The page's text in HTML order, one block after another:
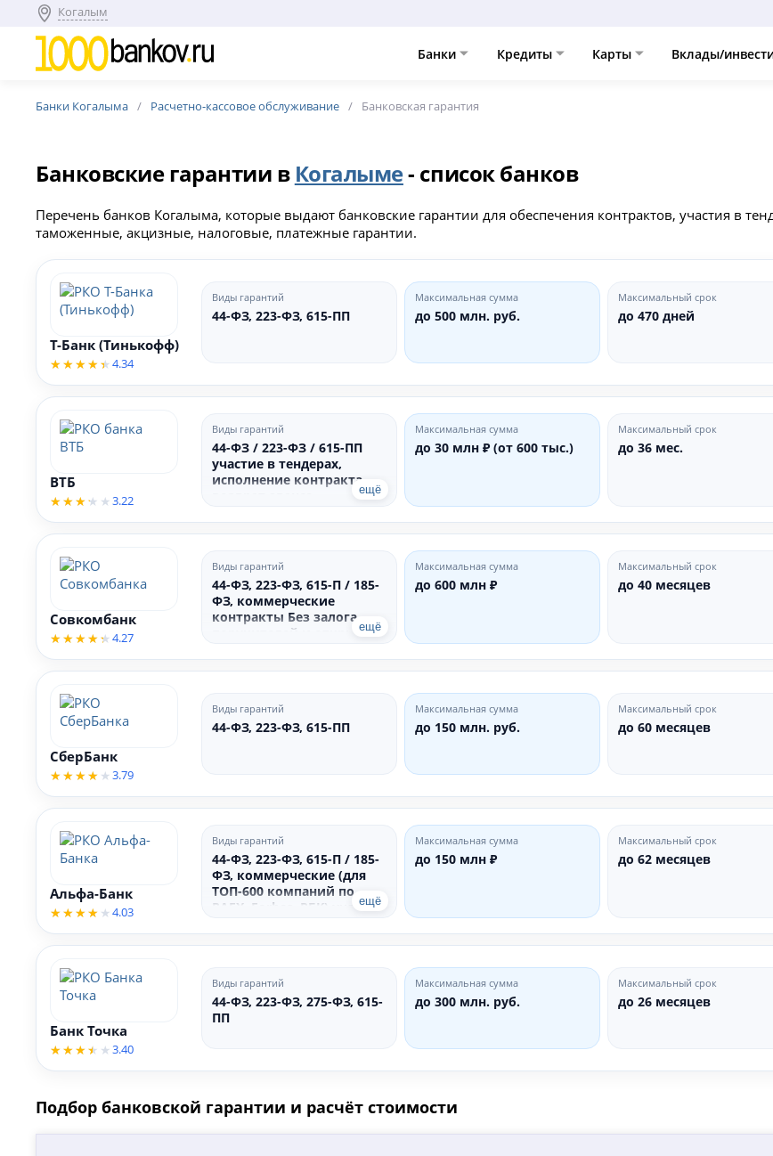
Когалым
Банки Кредиты Карты Вклады/
Банки Когалыма Расчетно-кассовое обслуживание Банковская гарантия
Банковские гарантии в Когалыме- список банков
Перечень банков Когалыма, которые выдают банковские гарантии для обеспечения контрактов, участия в
таможенные, акцизные, налоговые, платежные гарантии.
Т-Банк (Тинькофф)
4.34
Виды гарантий
44-ФЗ, 223-ФЗ, 615-ПП
Максимальная сумма
до 500 млн. руб.
Максимальный срок
до 470 дней
ВТБ
3.22
Виды гарантий
44-ФЗ / 223-ФЗ / 615-ПП
участие в тендерах,
исполнение контракта,
обязательства
ещё
Максимальная сумма
до 30 млн ₽ (от 600 тыс.)
Максимальный срок
до 36 мес.
Совкомбанк
4.27
Виды гарантий
44-ФЗ, 223-ФЗ, 615-П / 185-
ФЗ, коммерческие
контракты Без залога,
поручителей и открытия
ещё
Максимальная сумма
до 600 млн ₽
Максимальный срок
до 40 месяцев
СберБанк
3.79
Виды гарантий
44-ФЗ, 223-ФЗ, 615-ПП
Максимальная сумма
до 150 млн. руб.
Максимальный срок
до 60 месяцев
Альфа-Банк
4.03
Виды гарантий
44-ФЗ, 223-ФЗ, 615-П / 185-
ФЗ, коммерческие (для
ТОП-600 компаний по
RAEX, Forbes, РБК) участие
контракта, возврат
ещё
Максимальная сумма
до 150 млн ₽
Максимальный срок
до 62 месяцев
Банк Точка
3.40
Виды гарантий
44-ФЗ, 223-ФЗ, 275-ФЗ, 615-
ПП
Максимальная сумма
до 300 млн. руб.
Максимальный срок
до 26 месяцев
Подбор банковской гарантии и расчёт стоимости